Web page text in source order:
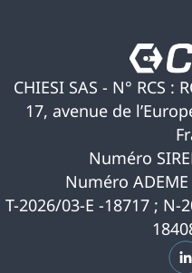
CHIESI SAS - N° RCS :
17, avenue de
Numéro
Numéro ADEME
T-2026/03-E -18717 ; N-